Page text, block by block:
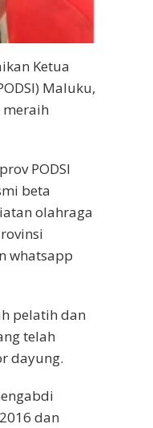
Ketua
Maluku,
meraih
PODSI
beta
olahraga
whatsapp
pelatih dan
telah
dayung.
dan